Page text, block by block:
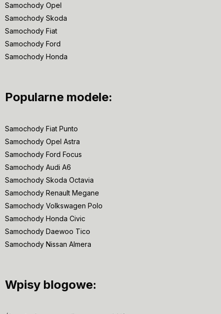
Samochody Opel
Samochody Skoda
Samochody Fiat
Samochody Ford
Samochody Honda
Popularne modele:
Samochody Fiat Punto
Samochody Opel Astra
Samochody Ford Focus
Samochody Audi A6
Samochody Skoda Octavia
Samochody Renault Megane
Samochody Volkswagen Polo
Samochody Honda Civic
Samochody Daewoo Tico
Samochody Nissan Almera
Wpisy blogowe: